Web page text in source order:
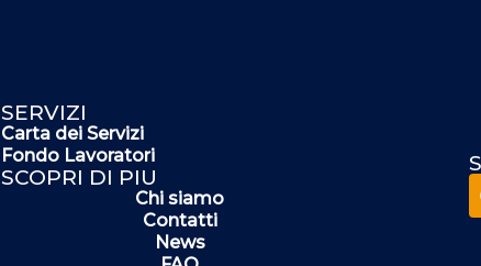
SERVIZI
Carta dei Servizi
Fondo Lavoratori
SCOPRI DI PIU
Chi siamo
Contatti
News